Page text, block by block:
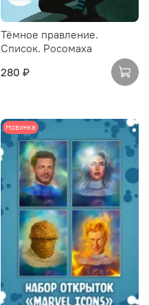
Тёмное правление.
Список. Росомаха
280 ₽
Новинка